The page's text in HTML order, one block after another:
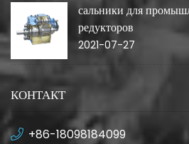
сальники для
редукторов
2021-07-27
КОНТАКТ
+86-18098184099